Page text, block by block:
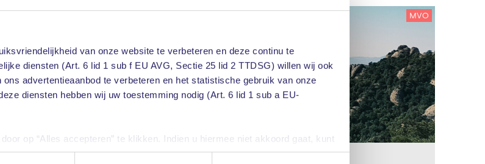
van onze website te verbeteren en deze continu te
diensten (Art. 6 lid 1 sub f EU AVG, Sectie 25 lid 2 TTDSG) willen wij ook
advertentieaanbod te verbeteren en het statistische gebruik van onze
diensten hebben wij uw toestemming nodig (Art. 6 lid 1 sub a EU-
op “Alles accepteren” te klikken. Indien u hiermee niet akkoord gaat, kunt
door op “Alles weigeren” te klikken. Uiteraard kunt u ook de
MVO